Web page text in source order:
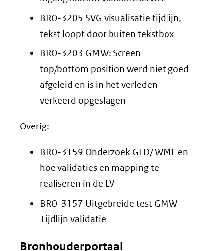
BRO-3205 SVG visualisatie tijdlijn,
tekst loopt door buiten tekstbox
BRO-3203 GMW: Screen
top/bottom position werd niet goed
afgeleid en is in het verleden
verkeerd opgeslagen
Overig:
BRO-3159 Onderzoek GLD/ WML en
hoe validaties en mapping te
realiseren in de LV
BRO-3157 Uitgebreide test GMW
Tijdlijn validatie
Bronhouderportaal